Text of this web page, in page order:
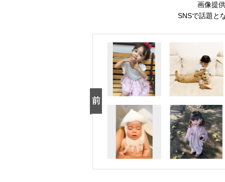
画像提
SNSで話題と